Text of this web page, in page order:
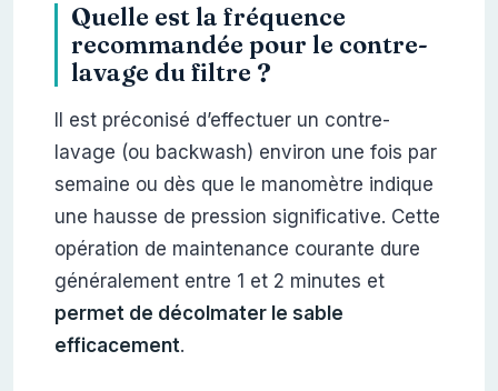
Quelle est la fréquence
recommandée pour le contre-
lavage du filtre ?
Il est préconisé d’effectuer un contre-
lavage (ou backwash) environ une fois par
semaine ou dès que le manomètre indique
une hausse de pression significative. Cette
opération de maintenance courante dure
généralement entre 1 et 2 minutes et
permet de décolmater le sable
efficacement.